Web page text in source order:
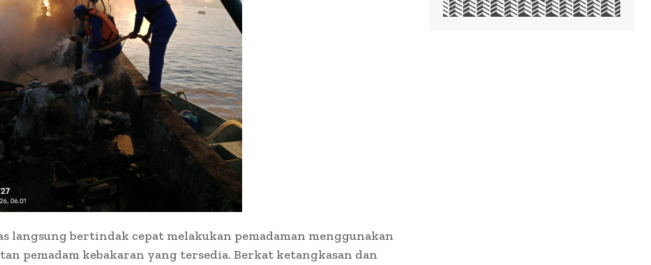
langsung bertindak cepat melakukan pemadaman menggunakan
pemadam kebakaran yang tersedia. Berkat ketangkasan dan